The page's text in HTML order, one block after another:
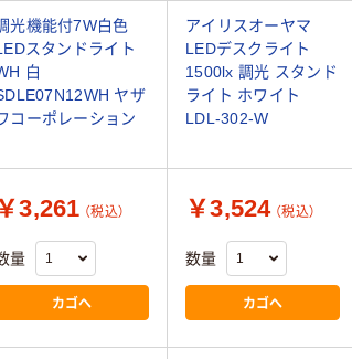
光機能付7W白色
スタンドライト
白
ヤザ
コーポレーション
アイリスオーヤマ
LEDデスクライト
1500lx 調光 スタンド
ライト ホワイト
LDL-302-W
3,261 （税込）
量
カゴへ
￥3,524 （税込）
数量
カゴへ